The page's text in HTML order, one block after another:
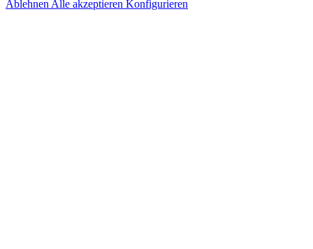
AblehnenAlle akzeptieren Konfigurieren